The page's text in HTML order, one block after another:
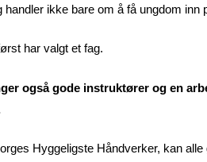
ikke bare om å få ungdom inn
har valgt et fag.
også gode instruktører og en
Hyggeligste Håndverker, kan alle